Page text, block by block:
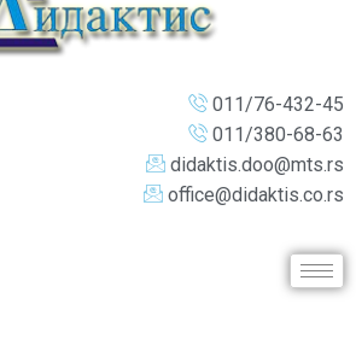
011/76-432-45
011/380-68-63
didaktis.doo@mts.rs
office@didaktis.co.rs